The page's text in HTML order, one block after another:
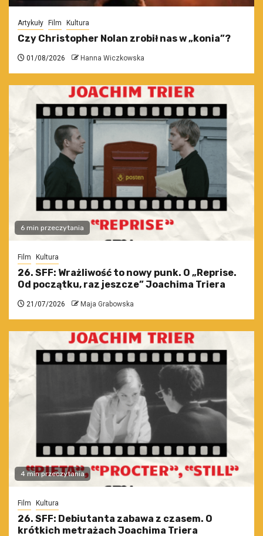
Artykuły Film Kultura
Czy Christopher Nolan zrobił nas w „konia”?
01/08/2026 Hanna Wiczkowska
6 min przeczytania
Film Kultura
26. SFF: Wrażliwość to nowy punk. O „Reprise.
Od początku, raz jeszcze” Joachima Triera
21/07/2026 Maja Grabowska
4 min przeczytania
Film Kultura
26. SFF: Debiutanta zabawa z czasem. O
krótkich metrażach Joachima Triera